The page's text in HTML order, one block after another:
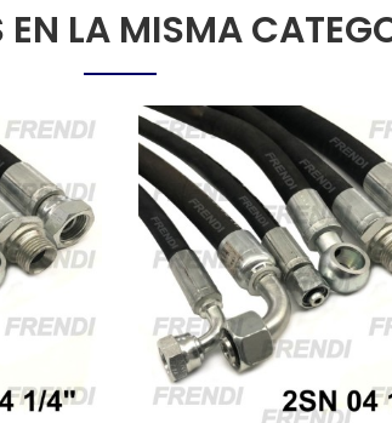
EN LA MISMA